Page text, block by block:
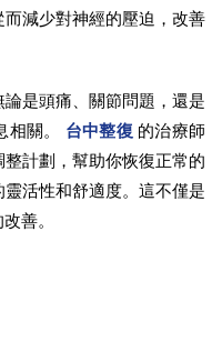
減少對神經的壓迫，改善
是頭痛、關節問題，還是
相關。 台中整復 的治療師
計劃，幫助你恢復正常的
活性和舒適度。這不僅是
善。